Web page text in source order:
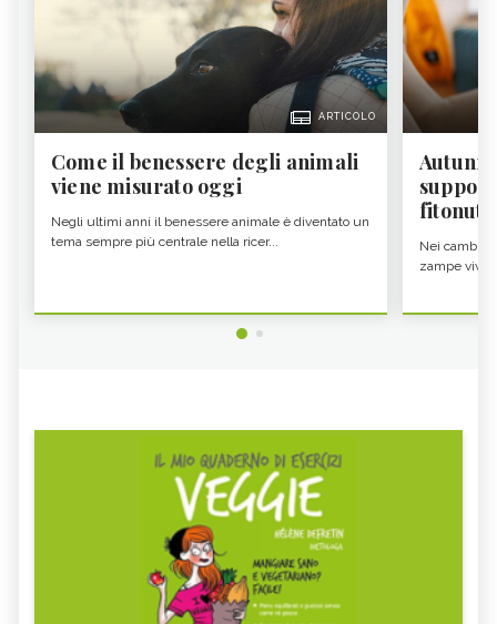
ARTICOLO
Come il benessere degli animali
viene misurato oggi
Negli ultimi anni il benessere animale è diventato un
tema sempre più centrale nella ricer...
Nei cambi
zampe